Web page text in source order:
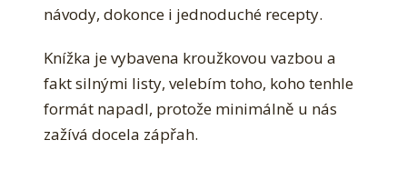
návody, dokonce i jednoduché recepty.
Knížka je vybavena kroužkovou vazbou a fakt
silnými listy, velebím toho, koho tenhle formát
napadl, protože minimálně u nás zažívá docela
zápřah.